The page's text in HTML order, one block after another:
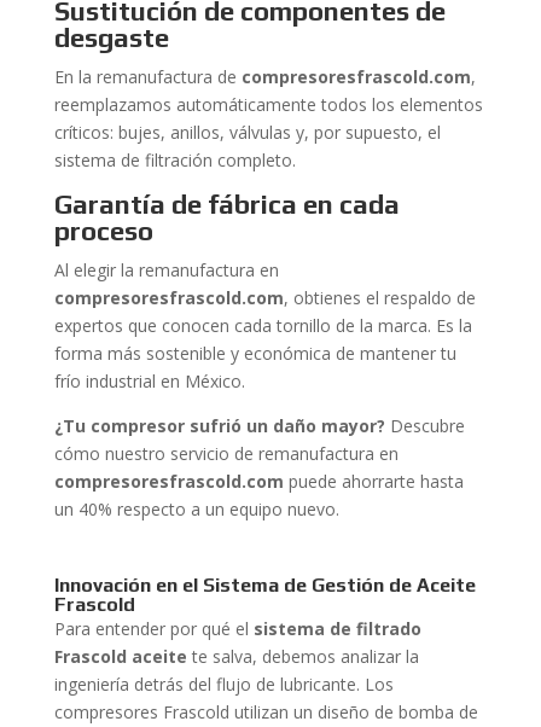
Sustitución de componentes de
desgaste
En la remanufactura de compresoresfrascold.com,
reemplazamos automáticamente todos los elementos
críticos: bujes, anillos, válvulas y, por supuesto, el
sistema de filtración completo.
Garantía de fábrica en cada
proceso
Al elegir la remanufactura en
compresoresfrascold.com, obtienes el respaldo de
expertos que conocen cada tornillo de la marca. Es la
forma más sostenible y económica de mantener tu
frío industrial en México.
¿Tu compresor sufrió un daño mayor? Descubre
cómo nuestro servicio de remanufactura en
compresoresfrascold.com puede ahorrarte hasta
un 40% respecto a un equipo nuevo.
Innovación en el Sistema de Gestión de Aceite
Frascold
Para entender por qué el sistema de filtrado
Frascold aceite te salva, debemos analizar la
ingeniería detrás del flujo de lubricante. Los
compresores Frascold utilizan un diseño de bomba de